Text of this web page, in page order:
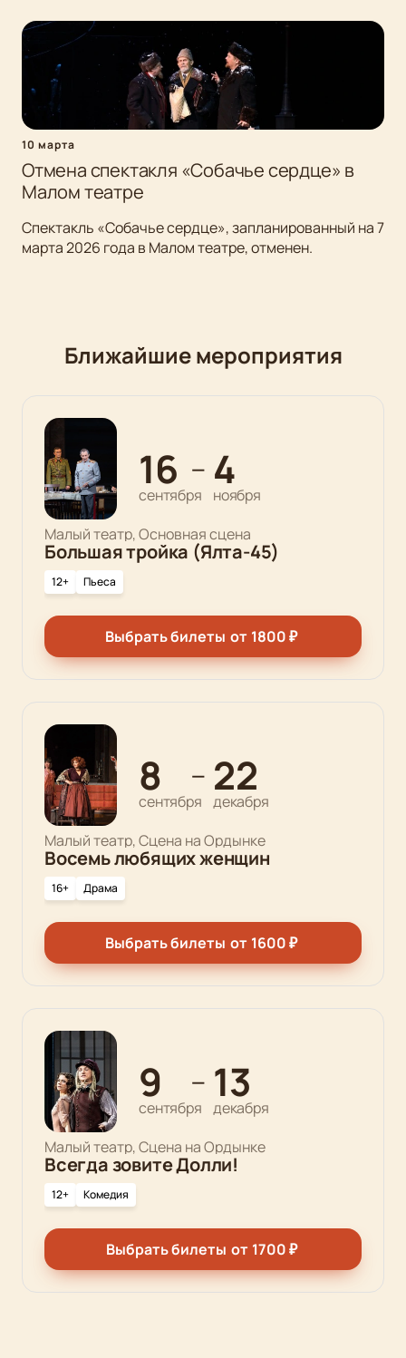
10 марта
Отмена спектакля «Собачье сердце» в
Малом театре
Спектакль «Собачье сердце», запланированный на 7
марта 2026 года в Малом театре, отменен.
Ближайшие мероприятия
16
сентября
— 4
ноября
Малый театр, Основная сцена
Большая тройка (Ялта-45)
12+ Пьеса
Выбрать билеты от 1800₽
8
сентября
— 22
декабря
Малый театр, Сцена на Ордынке
Восемь любящих женщин
16+ Драма
Выбрать билеты от 1600₽
9
сентября
— 13
декабря
Малый театр, Сцена на Ордынке
Всегда зовите Долли!
12+ Комедия
Выбрать билеты от 1700₽